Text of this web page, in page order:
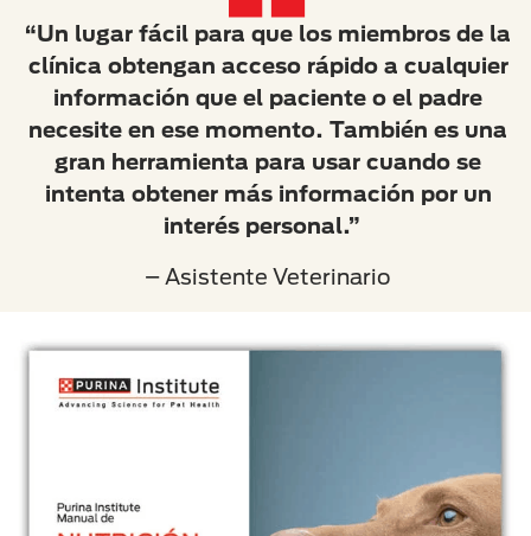
“Un lugar fácil para que los miembros de la
clínica obtengan acceso rápido a cualquier
información que el paciente o el padre
necesite en ese momento. También es una
gran herramienta para usar cuando se
intenta obtener más información por un
interés personal.”
– Asistente Veterinario